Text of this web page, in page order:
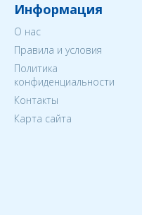
Информация
О нас
Правила и условия
Политика
конфиденциальности
Контакты
Карта сайта